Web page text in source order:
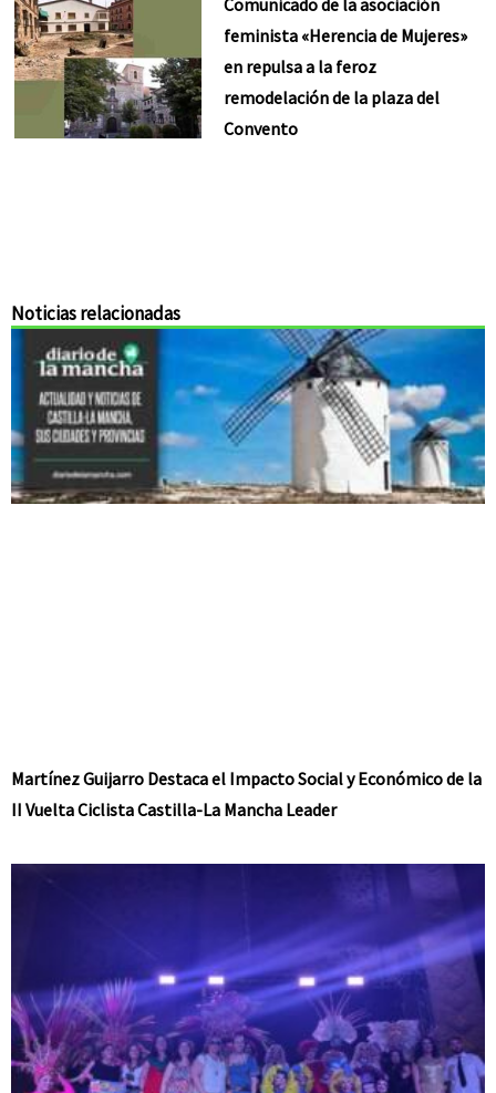
feminista «Herencia de Mujeres»
en repulsa a la feroz
remodelación de la plaza del
Convento
Noticias relacionadas
Martínez Guijarro Destaca el Impacto Social y Económico de la
II Vuelta Ciclista Castilla-La Mancha Leader